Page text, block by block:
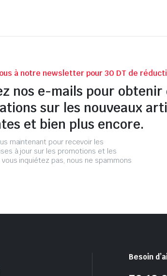
à notre newsletter pour 30 DT de
nos e-mails pour obtenir
sur les nouveaux
et bien plus encore.
maintenant pour recevoir les
à jour sur les promotions et les
vous inquiétez pas, nous ne spammons
Besoin